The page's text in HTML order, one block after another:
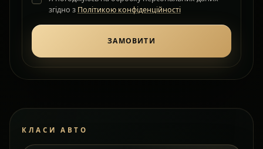
згідно з Політикою конфіденційності
ЗАМОВИТИ
КЛАСИ АВТО